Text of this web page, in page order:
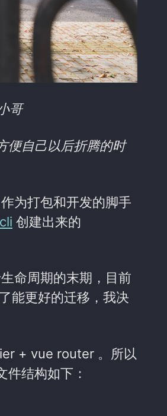
哥
便自己以后折腾的时
为打包和开发的脚手
创建出来的
命周期的末期，目前
能更好的迁移，我决
+ vue router 。所以
结构如下：